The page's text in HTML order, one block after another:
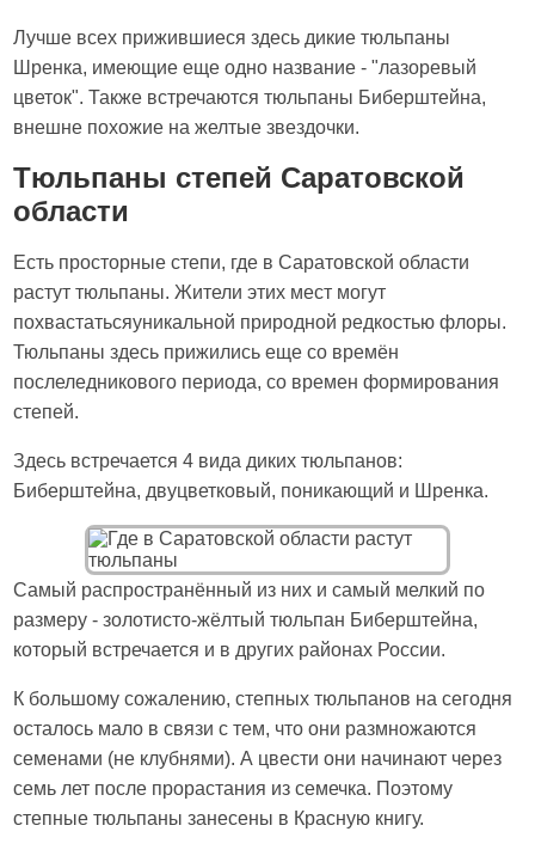
Лучше всех прижившиеся здесь дикие тюльпаны
Шренка, имеющие еще одно название - "лазоревый
цветок". Также встречаются тюльпаны Биберштейна,
внешне похожие на желтые звездочки.
Тюльпаны степей Саратовской
области
Есть просторные степи, где в Саратовской области
растут тюльпаны. Жители этих мест могут
похвастатьсяуникальной природной редкостью флоры.
Тюльпаны здесь прижились еще со времён
послеледникового периода, со времен формирования
степей.
Здесь встречается 4 вида диких тюльпанов:
Биберштейна, двуцветковый, поникающий и Шренка.
Самый распространённый из них и самый мелкий по
размеру - золотисто-жёлтый тюльпан Биберштейна,
который встречается и в других районах России.
К большому сожалению, степных тюльпанов на сегодня
осталось мало в связи с тем, что они размножаются
семенами (не клубнями). А цвести они начинают через
семь лет после прорастания из семечка. Поэтому
степные тюльпаны занесены в Красную книгу.